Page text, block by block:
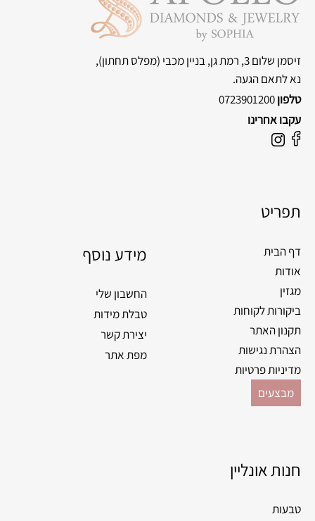
זיסמן שלום 3, רמת גן, בניין מכבי
(מפלס תחתון),
נא לתאם הגעה.
טלפון0723901200
עקבו אחרינו
F
b
o
k
I
a
r
a
m
תפריט
דף הבית
אודות
מגזין
ביקורות לקוחות
תקנון האתר
הצהרת נגישות
מדיניות פרטיות
מבצעים
מידע נוסף
החשבון שלי
טבלת מידות
יצירת קשר
מפת אתר
חנות אונליין
טבעות